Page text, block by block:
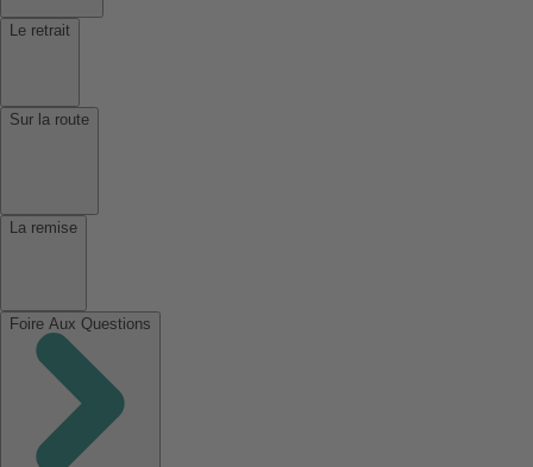
Le retrait
Sur la route
La remise
Foire Aux Questions